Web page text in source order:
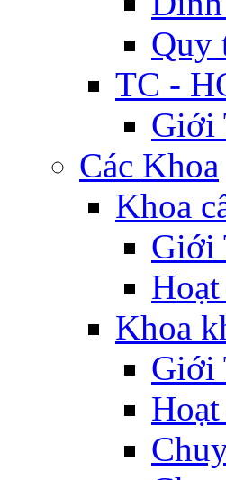
Quy
TC -
Giới
Các Khoa
Khoa
Giới
Khoa
Giới